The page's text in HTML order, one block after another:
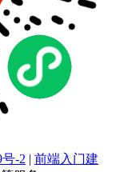
-2 | 前端入门建